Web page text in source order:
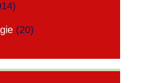
(20)